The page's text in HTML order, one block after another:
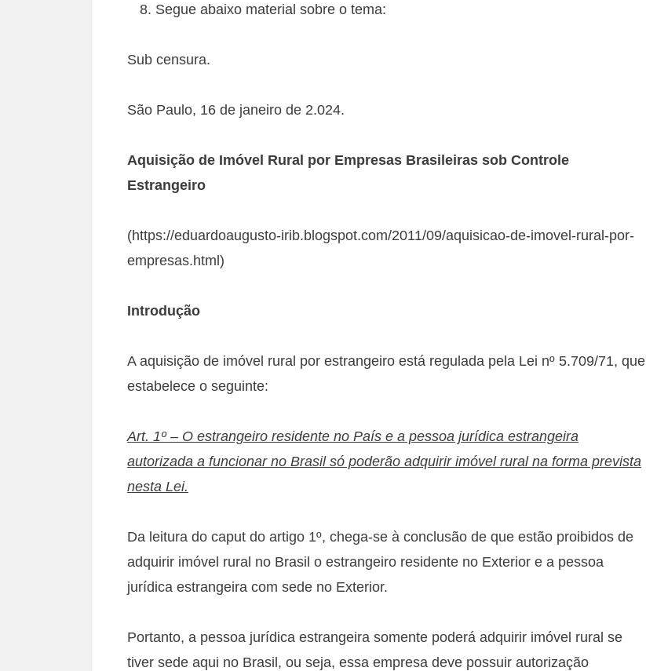
Segue abaixo material sobre o tema:
Sub censura.
São Paulo, 16 de janeiro de 2.024.
Aquisição de Imóvel Rural por Empresas Brasileiras sob Controle
Estrangeiro
(https://eduardoaugusto-irib.blogspot.com/2011/09/aquisicao-de-imovel-rural-por-
empresas.html)
Introdução
A aquisição de imóvel rural por estrangeiro está regulada pela Lei nº 5.709/71, que
estabelece o seguinte:
Art. 1º – O estrangeiro residente no País e a pessoa jurídica estrangeira
autorizada a funcionar no Brasil só poderão adquirir imóvel rural na forma prevista
nesta Lei.
Da leitura do caput do artigo 1º, chega-se à conclusão de que estão proibidos de
adquirir imóvel rural no Brasil o estrangeiro residente no Exterior e a pessoa
jurídica estrangeira com sede no Exterior.
Portanto, a pessoa jurídica estrangeira somente poderá adquirir imóvel rural se
tiver sede aqui no Brasil, ou seja, essa empresa deve possuir autorização